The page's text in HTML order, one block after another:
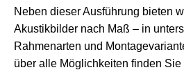
Neben dieser Ausführung bieten
Akustikbilder nach Maß – in
Rahmenarten und
über alle Möglichkeiten finden Sie